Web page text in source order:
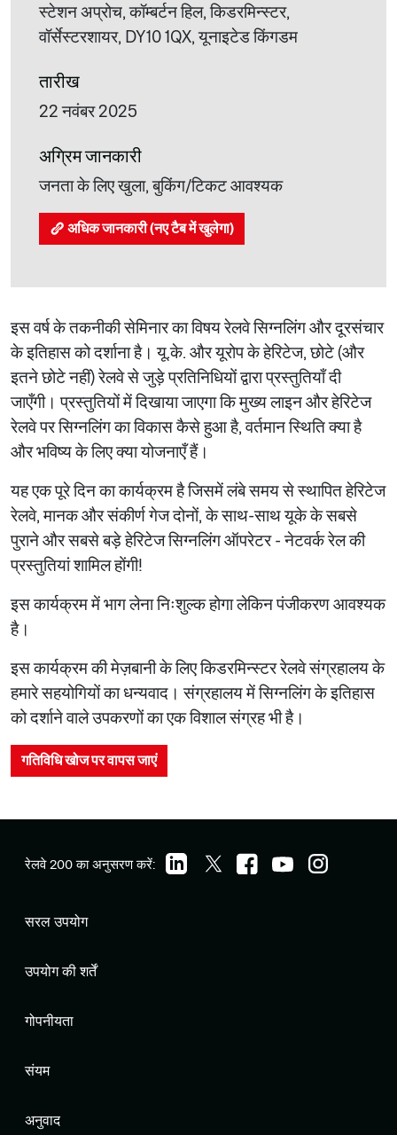
स्टेशन अप्रोच, कॉम्बर्टन हिल, किडरमिन्स्टर,
वॉर्सेस्टरशायर, DY10 1QX, यूनाइटेड किंगडम
तारीख
22 नवंबर 2025
अग्रिम जानकारी
जनता के लिए खुला, बुकिंग/टिकट आवश्यक
अधिक जानकारी (नए टैब में खुलेगा)
इस वर्ष के तकनीकी सेमिनार का विषय रेलवे सिग्नलिंग और दूरसंचार
के इतिहास को दर्शाना है। यू.के. और यूरोप के हेरिटेज, छोटे (और
इतने छोटे नहीं) रेलवे से जुड़े प्रतिनिधियों द्वारा प्रस्तुतियाँ दी
जाएँगी। प्रस्तुतियों में दिखाया जाएगा कि मुख्य लाइन और हेरिटेज
रेलवे पर सिग्नलिंग का विकास कैसे हुआ है, वर्तमान स्थिति क्या है
और भविष्य के लिए क्या योजनाएँ हैं।
यह एक पूरे दिन का कार्यक्रम है जिसमें लंबे समय से स्थापित हेरिटेज
रेलवे, मानक और संकीर्ण गेज दोनों, के साथ-साथ यूके के सबसे
पुराने और सबसे बड़े हेरिटेज सिग्नलिंग ऑपरेटर - नेटवर्क रेल की
प्रस्तुतियां शामिल होंगी!
इस कार्यक्रम में भाग लेना निःशुल्क होगा लेकिन पंजीकरण आवश्यक
है।
इस कार्यक्रम की मेज़बानी के लिए किडरमिन्स्टर रेलवे संग्रहालय के
हमारे सहयोगियों का धन्यवाद। संग्रहालय में सिग्नलिंग के इतिहास
को दर्शाने वाले उपकरणों का एक विशाल संग्रह भी है।
गतिविधि खोज पर वापस जाएं
रेलवे 200 का अनुसरण करें:
सरल उपयोग
उपयोग की शर्तें
गोपनीयता
संयम
अनुवाद